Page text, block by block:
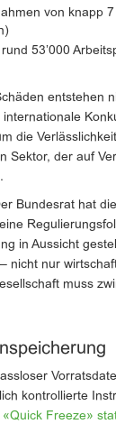
von knapp
53’000
entstehen
die
Sektor, der auf
Bundesrat hat
in Aussicht
nicht nur
muss
kontrollierte
«Quick Freeze»